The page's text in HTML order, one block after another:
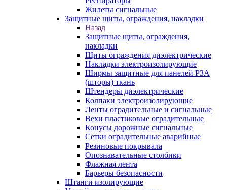
Жилеты сигнальные
Защитные щиты, ограждения, накладки
Назад
Защитные щиты, ограждения,
накладки
Щиты ограждения диэлектрические
Накладки электроизолирующие
Ширмы защитные для панелей РЗА
(шторы) ткань
Штендеры диэлектрические
Колпаки электроизолирующие
Ленты оградительные и сигнальные
Вехи пластиковые оградительные
Конусы дорожные сигнальные
Сетки оградительные аварийные
Резиновые покрывала
Опознавательные столбики
Флажная лента
Барьеры безопасности
Штанги изолирующие